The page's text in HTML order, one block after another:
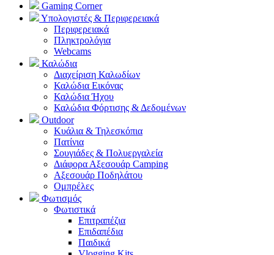
Gaming Corner
Υπολογιστές & Περιφερειακά
Περιφερειακά
Πληκτρολόγια
Webcams
Καλώδια
Διαχείριση Καλωδίων
Καλώδια Εικόνας
Καλώδια Ήχου
Καλώδια Φόρτισης & Δεδομένων
Outdoor
Κυάλια & Τηλεσκόπια
Πατίνια
Σουγιάδες & Πολυεργαλεία
Διάφορα Αξεσουάρ Camping
Αξεσουάρ Ποδηλάτου
Ομπρέλες
Φωτισμός
Φωτιστικά
Επιτραπέζια
Επιδαπέδια
Παιδικά